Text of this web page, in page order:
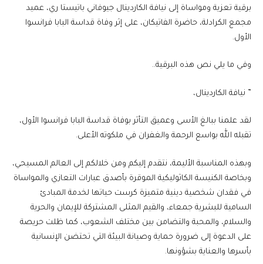
برقية تعزية ومواساة إلى نيافة الكاردينال جيوفاني باتيستا ري، عميد
مجمع الكرادلة، حاضرة الفاتيكان، على إثر وفاة قداسة البابا فرانسوا
الأول.
وفي ما يلي نص هذه البرقية..
” نيافة الكاردينال،
لقد علمنا ببالغ الأسى وعميق التأثر بوفاة قداسة البابا فرانسوا الأول،
تقبله الله بواسع الرحمة والغفران في ملكوته الأعلى.
وبهذه المناسبة الأليمة، نتقدم إليكم ومن خلالكم إلى العالم المسيحي،
وبخاصة الكنيسة الكاثوليكية الموقرة بأصدق عبارات التعازي والمواساة
في فقدان شخصية دينية متميزة كرست حياتها لخدمة المبادئ
السامية للبشرية جمعاء، والقيم المثلى المشتركة للإيمان والحرية
والسلام، والمحبة والتضامن بين مختلف الشعوب، كما ظلت حريصة
على الدعوة إلى ضرورة حماية وصيانة البيئة التي تحتضن الإنسانية
بأسرها والعناية بشؤونها.